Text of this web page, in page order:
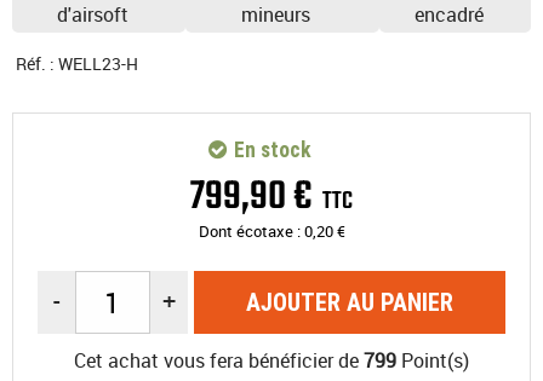
d'airsoft
mineurs
encadré
Réf. : WELL23-H
799,90€ TTC
Dont écotaxe :0,20€
En stock
- + AJOUTER AU PANIER
Cet achat vous fera bénéficier de799 Point(s)